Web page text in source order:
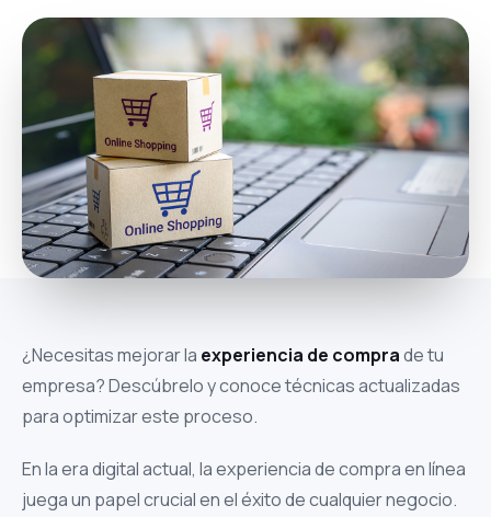
¿Necesitas mejorar la experiencia de comprade tu
empresa? Descúbrelo y conoce técnicas actualizadas
para optimizar este proceso.
En la era digital actual, la experiencia de compra en línea
juega un papel crucial en el éxito de cualquier negocio.